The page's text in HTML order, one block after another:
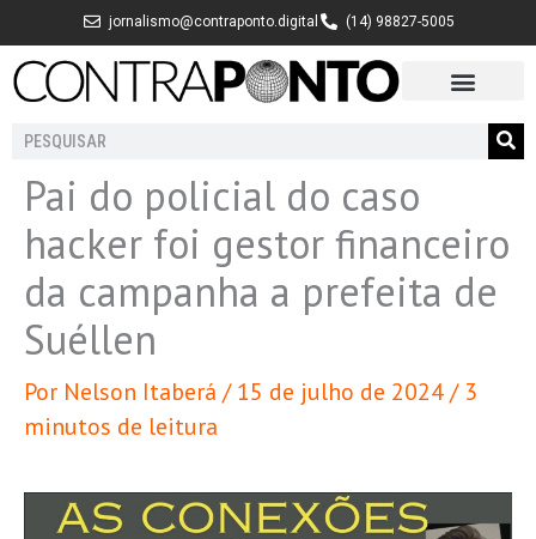
para
jornalismo@contraponto.digital (14) 98827-5005
Pesquisar
Pai do policial do caso
hacker foi gestor financeiro
da campanha a prefeita de
Suéllen
Por Nelson Itaberá /15 de julho de 2024/ 3
minutos de leitura